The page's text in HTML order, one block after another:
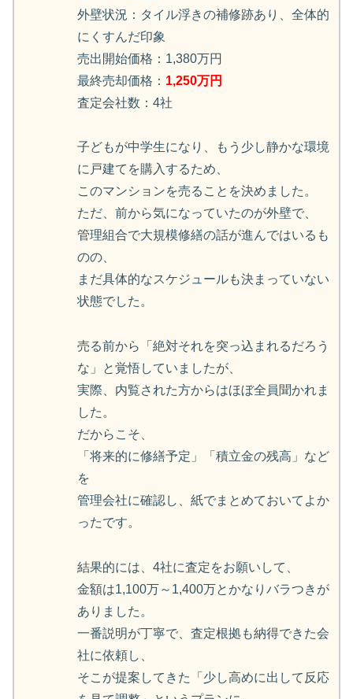
外壁状況：タイル浮きの補修跡あり、全体的
にくすんだ印象
売出開始価格：1,380万円
最終売却価格： 1,250万円
査定会社数：4社
子どもが中学生になり、もう少し静かな環境
に戸建てを購入するため、
このマンションを売ることを決めました。
ただ、前から気になっていたのが外壁で、
管理組合で大規模修繕の話が進んではいるも
のの、
まだ具体的なスケジュールも決まっていない
状態でした。
売る前から「絶対それを突っ込まれるだろう
な」と覚悟していましたが、
実際、内覧された方からはほぼ全員聞かれま
した。
だからこそ、
「将来的に修繕予定」「積立金の残高」など
を
管理会社に確認し、紙でまとめておいてよか
ったです。
結果的には、4社に査定をお願いして、
金額は1,100万～1,400万とかなりバラつきが
ありました。
一番説明が丁寧で、査定根拠も納得できた会
社に依頼し、
そこが提案してきた「少し高めに出して反応